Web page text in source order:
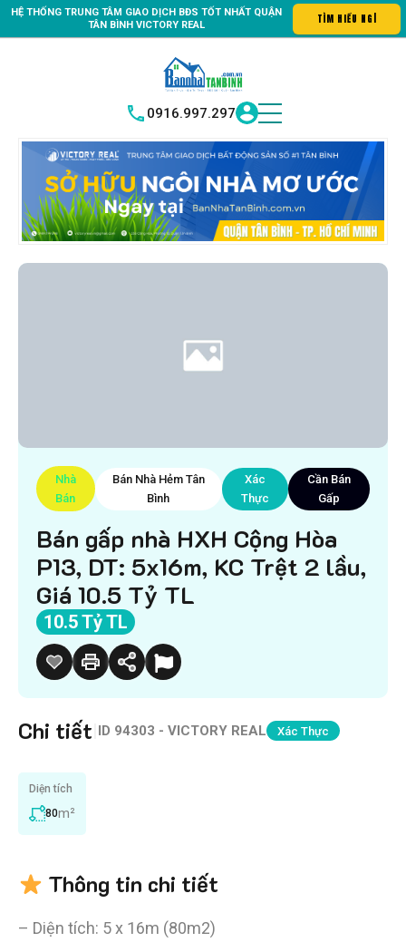
tin số #1 Bất động sản quận Tân Bình "Nơi bạn tìm kiếm bất
0916.997.297
Nhà
Bán
Bán Nhà Hẻm Tân
Bình
Xác
Thực
Cần Bán
Gấp
Bán gấp nhà HXH Cộng Hòa
P13, DT: 5x16m, KC Trệt 2 lầu,
Giá 10.5 Tỷ TL
10.5 Tỷ TL
Chi tiết ID 94303 - VICTORY REAL Xác Thực
Diện tích
80m²
Thông tin chi tiết
– Diện tích: 5 x 16m (80m2)
HỆ THỐNG TRUNG TÂM GIAO DỊCH BĐS TỐT NHẤT QUẬN
TÂN BÌNHVICTORY REAL TÌM|